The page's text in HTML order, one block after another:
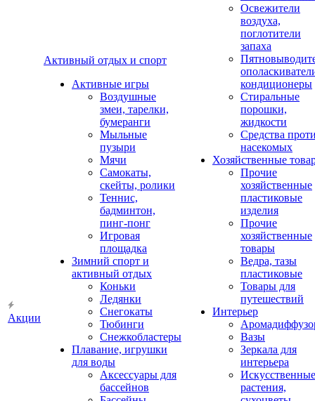
Акции
Активный отдых и спорт
Активные игры
Воздушные
змеи, тарелки,
бумеранги
Мыльные
пузыри
Мячи
Самокаты,
скейты, ролики
Теннис,
бадминтон,
пинг-понг
Игровая
площадка
Зимний спорт и
активный отдых
Коньки
Ледянки
Снегокаты
Тюбинги
Снежкобластеры
Плавание, игрушки
для воды
Аксессуары для
бассейнов
Освежители
воздуха,
поглотители
запаха
кондиционеры
Стиральные
порошки,
жидкости
Средства
насекомых
Хозяйственные
Прочие
хозяйственные
пластиковые
изделия
Прочие
хозяйственные
товары
Ведра, тазы
пластиковые
Товары для
путешествий
Интерьер
Вазы
Зеркала для
интерьера
Искусственные
растения,